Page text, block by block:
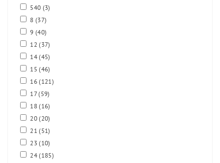
540 (3)
8 (37)
9 (40)
12(37)
14(45)
15(46)
16(121)
17(59)
18(16)
20(20)
21(51)
23(10)
24(185)